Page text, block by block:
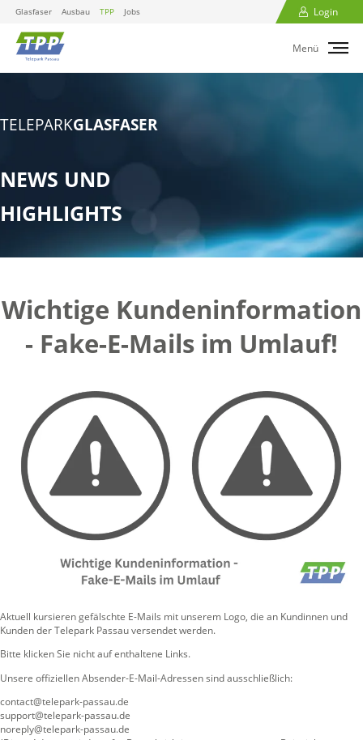
Glasfaser Ausbau TPP Jobs Login
Menü
TELEPARKGLASFASER
NEWS UND
HIGHLIGHTS
Wichtige Kundeninformation
- Fake-E-Mails im Umlauf!
Aktuell kursieren gefälschte E-Mails mit unserem Logo, die an Kundinnen und
Kunden der Telepark Passau versendet werden.
Bitte klicken Sie nicht auf enthaltene Links.
Unsere offiziellen Absender-E-Mail-Adressen sind ausschließlich:
contact@telepark-passau.de
support@telepark-passau.de
noreply@telepark-passau.de